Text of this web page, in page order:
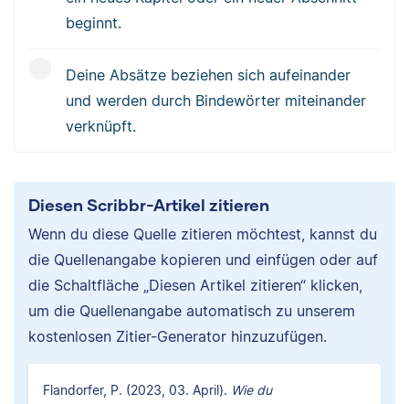
beginnt.
Deine Absätze beziehen sich aufeinander
und werden durch Bindewörter miteinander
verknüpft.
Diesen Scribbr-Artikel zitieren
Wenn du diese Quelle zitieren möchtest, kannst du
die Quellenangabe kopieren und einfügen oder auf
die Schaltfläche „Diesen Artikel zitieren“ klicken,
um die Quellenangabe automatisch zu unserem
kostenlosen Zitier-Generator hinzuzufügen.
Flandorfer, P. (2023, 03. April). Wie du